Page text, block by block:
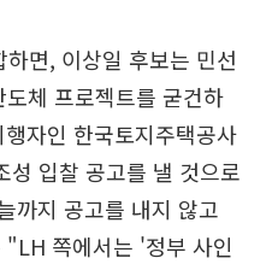
면, 이상일 후보는 민선
체 프로젝트를 굳건하
자인 한국토지주택공사
성 입찰 공고를 낼 것으로
까지 공고를 내지 않고
쪽에서는 '정부 사인